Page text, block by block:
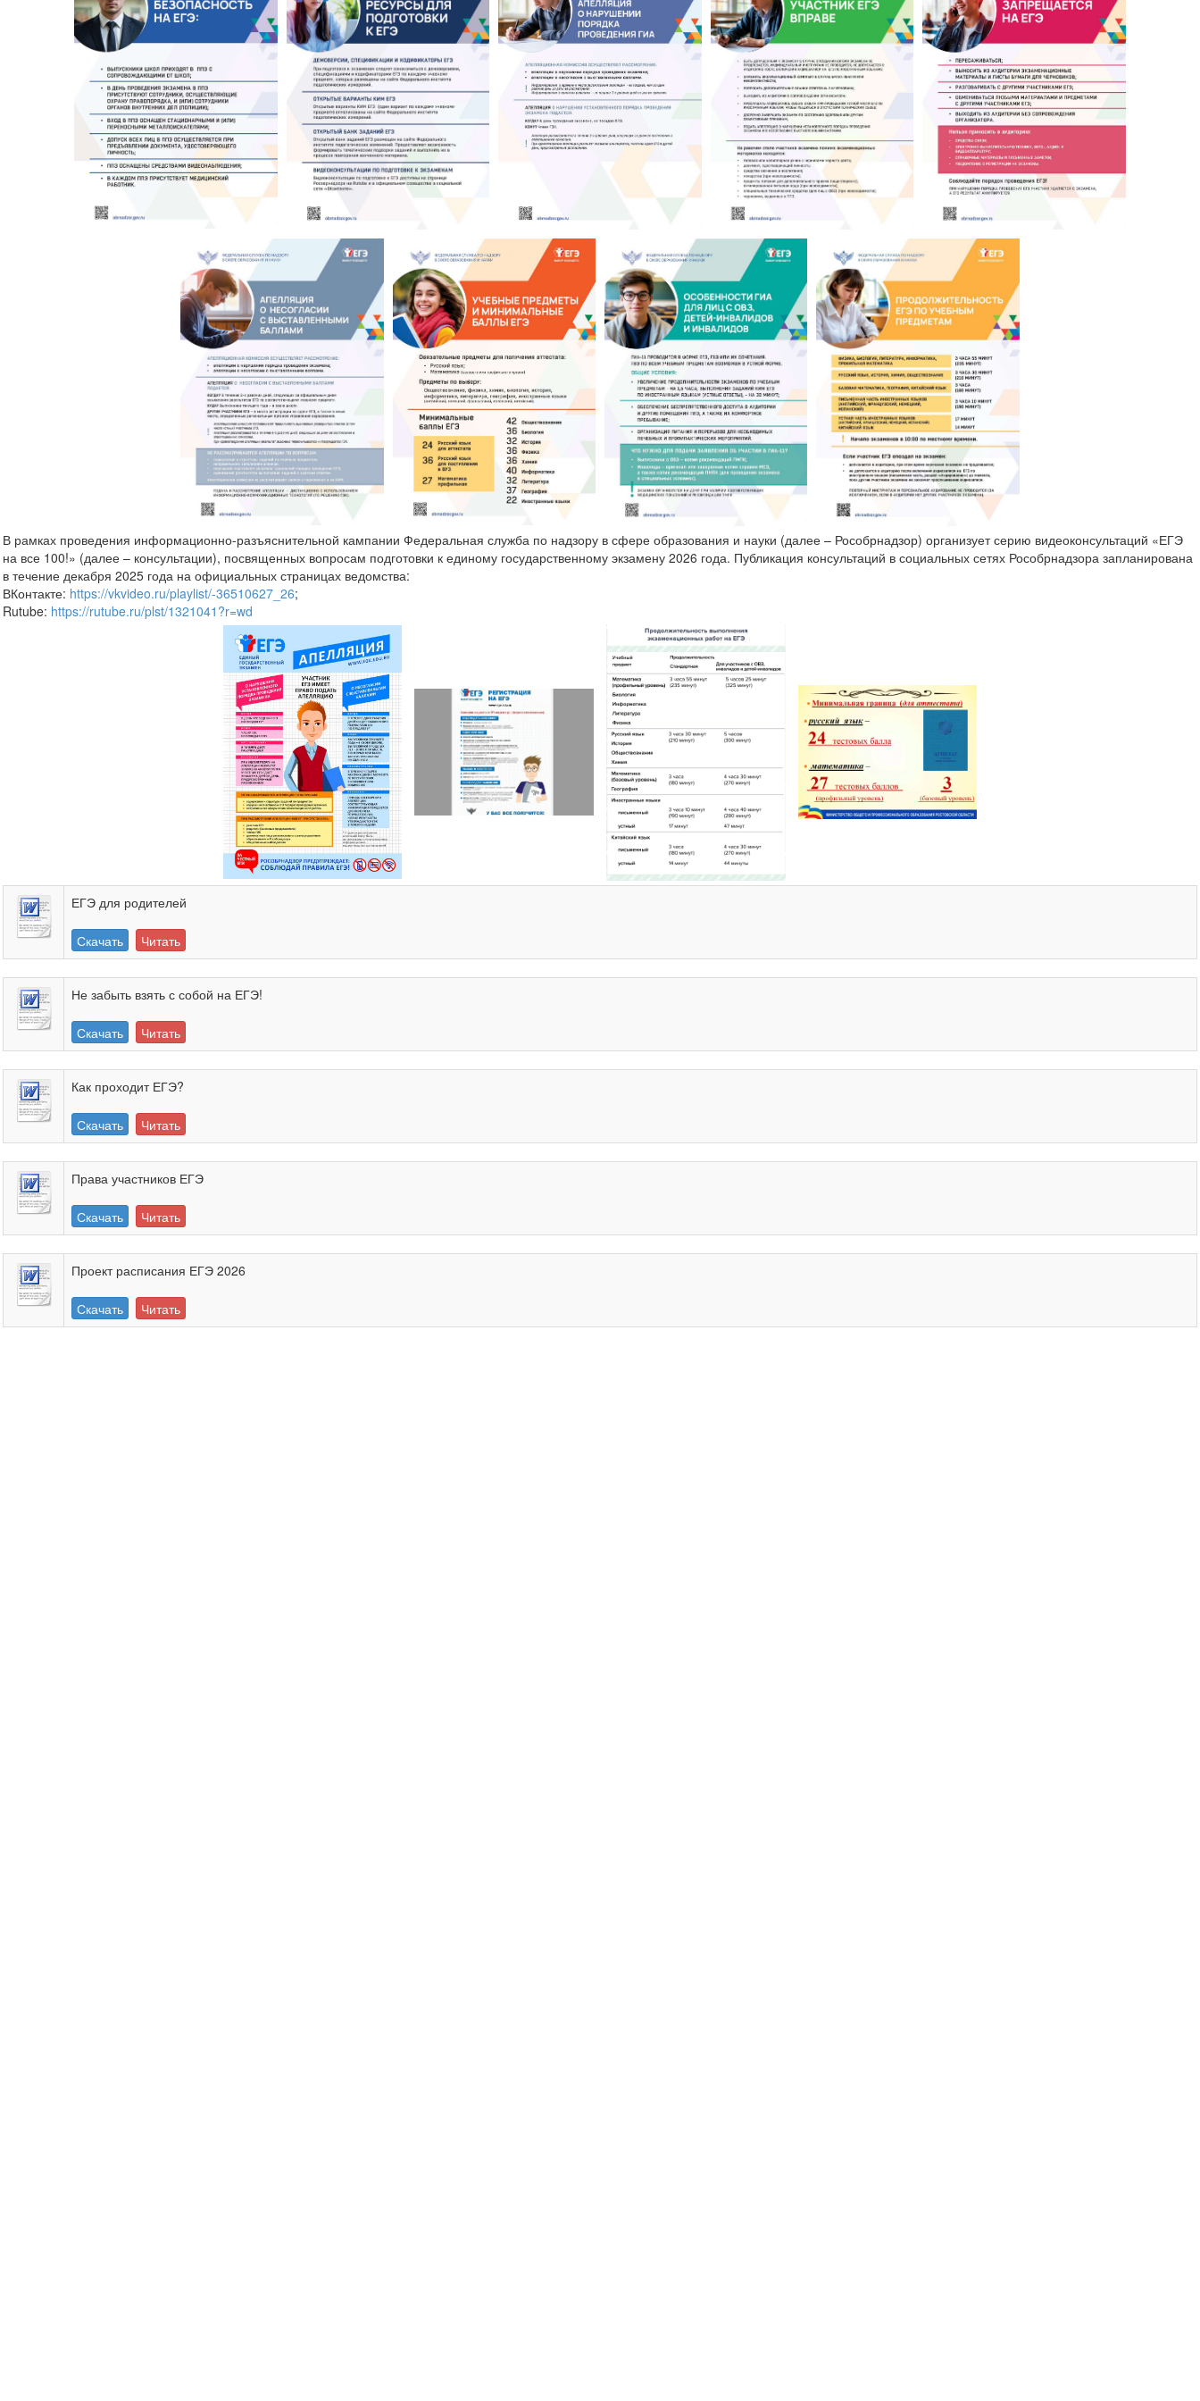
В рамках проведения информационно-разъяснительной кампании Федеральная служба по надзору в сфере образования и науки (далее – Рособрнадзор) организует серию видеоконсультаций «ЕГЭ
на все 100!» (далее – консультации), посвященных вопросам подготовки к единому государственному экзамену 2026 года. Публикация консультаций в социальных сетях Рособрнадзора запланирована
в течение декабря 2025 года на официальных страницах ведомства:
ВКонтакте: https://vkvideo.ru/playlist/-36510627_26;
Rutube: https://rutube.ru/plst/1321041?r=wd
ЕГЭ для родителей
Скачать Читать
Не забыть взять с собой на ЕГЭ!
Скачать Читать
Как проходит ЕГЭ?
Скачать Читать
Права участников ЕГЭ
Скачать Читать
Проект расписания ЕГЭ 2026
Скачать Читать